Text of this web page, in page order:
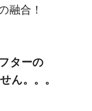
融合！
ターの
ん。。。